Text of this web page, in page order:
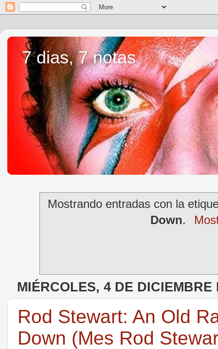
7 dias, 7 notas
Mostrando entradas con la
Down.
MIÉRCOLES, 4 DE DICIEMBRE
Rod Stewart: An Old
Down (Mes Rod